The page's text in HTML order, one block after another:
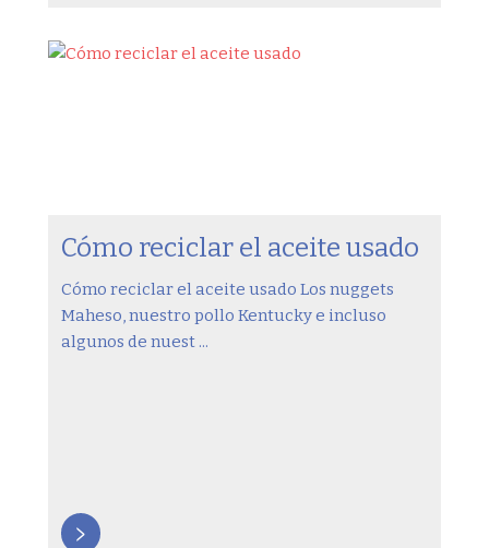
Cómo reciclar el aceite usado
Cómo reciclar el aceite usado Los nuggets
Maheso, nuestro pollo Kentucky e incluso
algunos de nuest ...
>